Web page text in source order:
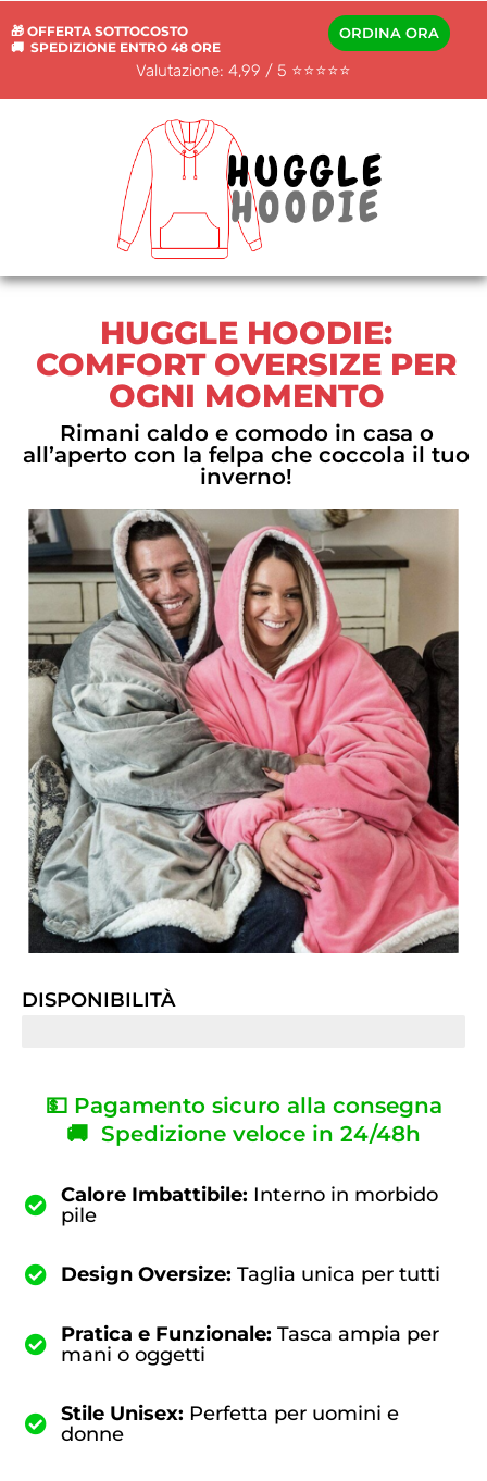
🎁 OFFERTA SOTTOCOSTO
🚚 SPEDIZIONE ENTRO 48 ORE
ORDINA ORA
Valutazione: 4,99 / 5 ⭐️⭐️⭐️⭐️⭐️
HUGGLE HOODIE:
COMFORT OVERSIZE PER
OGNI MOMENTO
Rimani caldo e comodo in casa o
all’aperto con la felpa che coccola il tuo
inverno!
DISPONIBILITÀ
💵 Pagamento sicuro alla consegna
🚚 Spedizione veloce in 24/48h
Calore Imbattibile: Interno in morbido
pile
Design Oversize: Taglia unica per tutti
Pratica e Funzionale: Tasca ampia per
mani o oggetti
Stile Unisex: Perfetta per uomini e
donne